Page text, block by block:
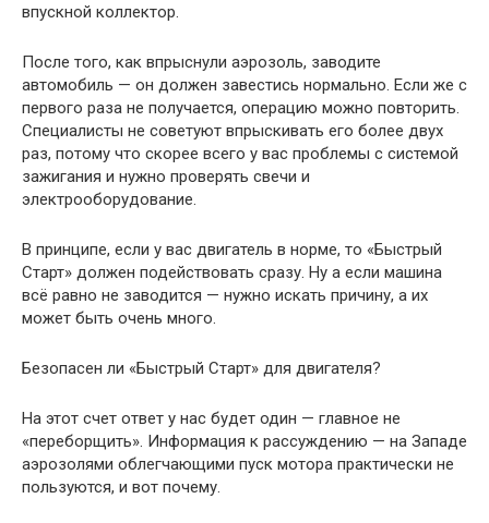
впускной коллектор.
После того, как впрыснули аэрозоль, заводите
автомобиль — он должен завестись нормально. Если же с
первого раза не получается, операцию можно повторить.
Специалисты не советуют впрыскивать его более двух
раз, потому что скорее всего у вас проблемы с системой
зажигания и нужно проверять свечи и
электрооборудование.
В принципе, если у вас двигатель в норме, то «Быстрый
Старт» должен подействовать сразу. Ну а если машина
всё равно не заводится — нужно искать причину, а их
может быть очень много.
Безопасен ли «Быстрый Старт» для двигателя?
На этот счет ответ у нас будет один — главное не
«переборщить». Информация к рассуждению — на Западе
аэрозолями облегчающими пуск мотора практически не
пользуются, и вот почему.